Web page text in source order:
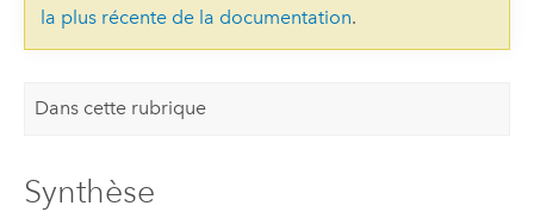
la plus récente de la documentation.
Dans cette rubrique
Synthèse